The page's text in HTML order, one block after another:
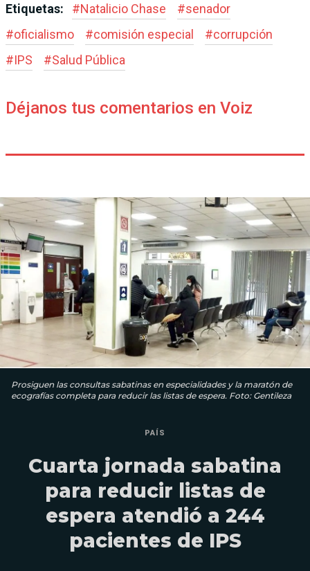
Etiquetas: #Natalicio Chase #senador
#oficialismo #comisión especial #corrupción
#IPS #Salud Pública
Déjanos tus comentarios en Voiz
Prosiguen las consultas sabatinas en especialidades y la maratón de
ecografías completa para reducir las listas de espera. Foto: Gentileza
PAÍS
Cuarta jornada sabatina
para reducir listas de
espera atendió a 244
pacientes de IPS